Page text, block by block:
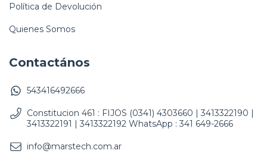
Política de Devolución
Quienes Somos
Contactános
543416492666
Constitucion 461 : FIJOS (0341) 4303660 | 3413322190 |
3413322191 | 3413322192 WhatsApp : 341 649-2666
info@marstech.com.ar